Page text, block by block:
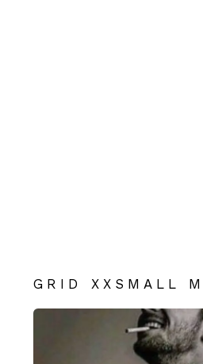
GRID XXSMALL